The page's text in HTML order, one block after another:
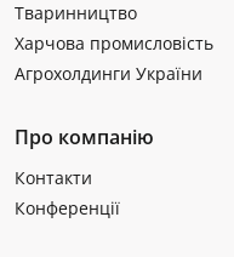
Тваринництво
Харчова промисловість
Агрохолдинги України
Про компанію
Контакти
Конференції